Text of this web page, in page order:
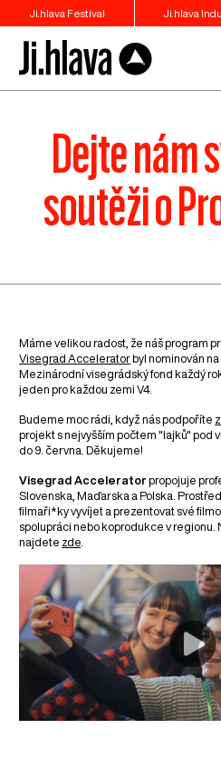
Ji.hlava Festival Ji.hlava
Dejte nám
soutěži o
Máme velikou radost, že náš program
Visegrad Accelerator byl nominován na
Mezinárodní visegrádský fond každý
jeden pro každou zemi V4.
Budeme moc rádi, když nás podpoříte
projekt s nejvyšším počtem "lajků" pod
do 9. června. Děkujeme!
Visegrad Accelerator propojuje
Slovenska, Maďarska a Polska.
filmaři*ky vyvíjet a prezentovat své
spolupráci nebo koprodukce v regionu.
najdete zde